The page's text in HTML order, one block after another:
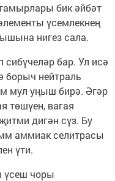
бик әйбәт
үсемлекнең
нигез сала.
сибүчеләр бар. Ул исә
нейтраль
мул уңыш бирә. Әгәр
төшүен, вагая
дигән сүз. Бу
аммиак селитрасы
үти.
үсеш чоры